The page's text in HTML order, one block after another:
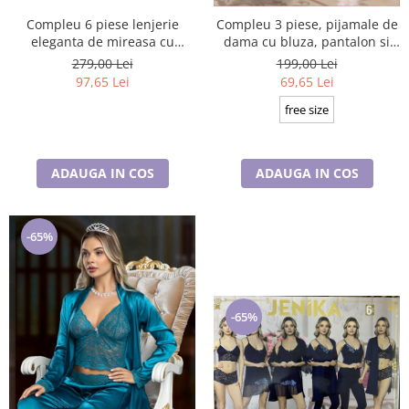
Compleu 6 piese lenjerie
eleganta de mireasa cu
camasa de noapte,pijamale și
halat,,nude, 60059
279,00 Lei
97,65 Lei
ADAUGA IN COS
Compleu 3 piese, pijamale de
dama cu bluza, pantalon si
blazer, 38474, bleumarin
199,00 Lei
69,65 Lei
free size
ADAUGA IN COS
-65%
-65%